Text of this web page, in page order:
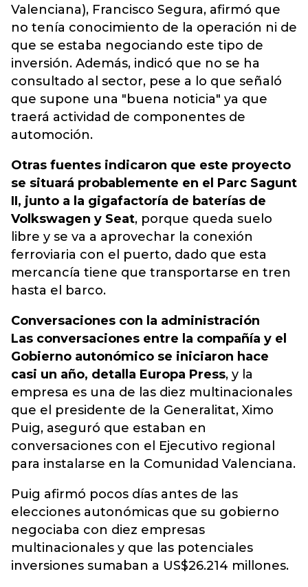
Valenciana), Francisco Segura, afirmó que
no tenía conocimiento de la operación ni de
que se estaba negociando este tipo de
inversión. Además, indicó que no se ha
consultado al sector, pese a lo que señaló
que supone una "buena noticia" ya que
traerá actividad de componentes de
automoción.
Otras fuentes indicaron que este proyecto
se situará probablemente en el Parc Sagunt
II, junto a la gigafactoría de baterías de
Volkswagen y Seat, porque queda suelo
libre y se va a aprovechar la conexión
ferroviaria con el puerto, dado que esta
mercancía tiene que transportarse en tren
hasta el barco.
Conversaciones con la administración
Las conversaciones entre la compañía y el
Gobierno autonómico se iniciaron hace
casi un año, detalla Europa Press, y la
empresa es una de las diez multinacionales
que el presidente de la Generalitat, Ximo
Puig, aseguró que estaban en
conversaciones con el Ejecutivo regional
para instalarse en la Comunidad Valenciana.
Puig afirmó pocos días antes de las
elecciones autonómicas que su gobierno
negociaba con diez empresas
multinacionales y que las potenciales
inversiones sumaban a US$26.214 millones.